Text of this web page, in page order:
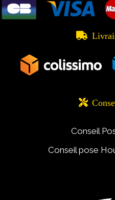


Conseil
Conseil pose